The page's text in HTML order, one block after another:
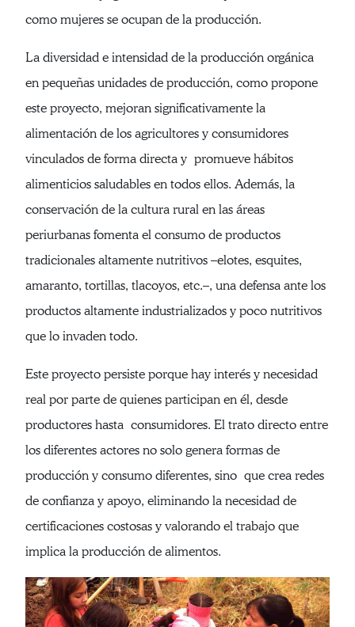
como mujeres se ocupan de la producción.
La diversidad e intensidad de la producción orgánica
en pequeñas unidades de producción, como propone
este proyecto, mejoran significativamente la
alimentación de los agricultores y consumidores
vinculados de forma directa y promueve hábitos
alimenticios saludables en todos ellos. Además, la
conservación de la cultura rural en las áreas
periurbanas fomenta el consumo de productos
tradicionales altamente nutritivos –elotes, esquites,
amaranto, tortillas, tlacoyos, etc.–, una defensa ante los
productos altamente industrializados y poco nutritivos
que lo invaden todo.
Este proyecto persiste porque hay interés y necesidad
real por parte de quienes participan en él, desde
productores hasta consumidores. El trato directo entre
los diferentes actores no solo genera formas de
producción y consumo diferentes, sino que crea redes
de confianza y apoyo, eliminando la necesidad de
certificaciones costosas y valorando el trabajo que
implica la producción de alimentos.